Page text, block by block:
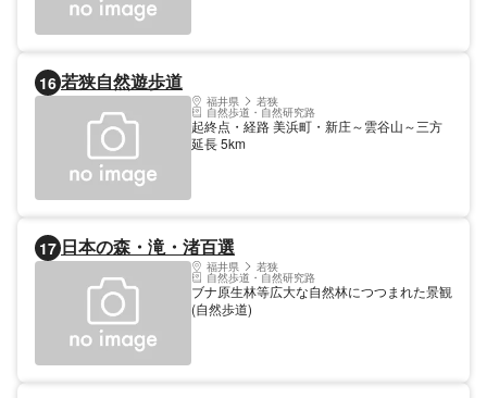
16 若狭自然遊歩道
福井県 若狭
自然歩道・自然研究路
起終点・経路 美浜町・新庄～雲谷山～三方
延長 5km
17 日本の森・滝・渚百選
福井県 若狭
自然歩道・自然研究路
ブナ原生林等広大な自然林につつまれた景観
(自然歩道)